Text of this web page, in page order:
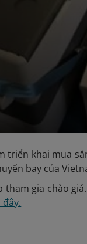
triển khai mua
bay của
tham gia chào